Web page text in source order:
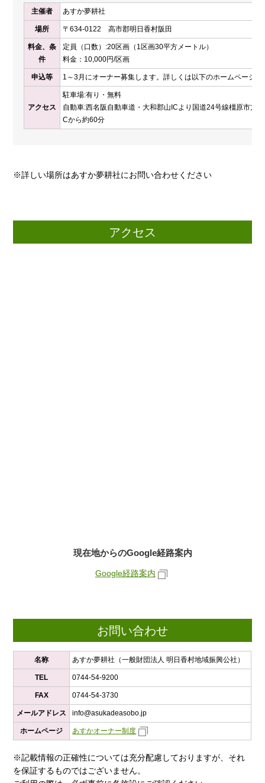
主催者 あすか夢耕社
場所 〒634-0122 高市郡明日香村阪田
料金、条
件
定員（口数）:20区画（1区画30平方メートル）
料金：10,000円/区画
申込等 1～3月にオーナー募集します。詳しくは以下のホームページ
アクセス
駐車場:有り・無料
自動車:西名阪自動車道・大和郡山ICより国道24号線橿原市方
Cから約60分
※詳しい場所はあすか夢耕社にお問い合わせください
アクセス
現在地からのGoogle経路案内
Google経路案内
お問い合わせ
名称 あすか夢耕社（一般財団法人 明日香村地域振興公社）
TEL 0744-54-9200
FAX 0744-54-3730
メールアドレス info@asukadeasobo.jp
ホームページ あすかオーナー制度
※記載情報の正確性については充分配慮しておりますが、それ
を保証するものではございません。